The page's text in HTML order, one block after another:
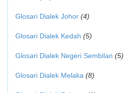
Glosari Dialek Johor (4)
Glosari Dialek Kedah (5)
Glosari Dialek Negeri Sembilan (5)
Glosari Dialek Melaka (8)